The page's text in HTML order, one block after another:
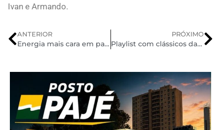
Ivan e Armando.
ANTERIOR
Energia mais cara em parte do oeste paulista
PRÓXIMO
Playlist com clássicos da música brasileira